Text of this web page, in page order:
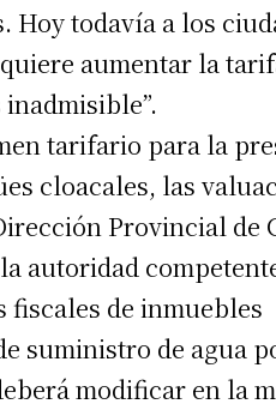
Hoy todavía a los
aumentar la
tarifario para la
cloacales, las
Provincial de
autoridad
fiscales de inmuebles
suministro de agua
modificar en la